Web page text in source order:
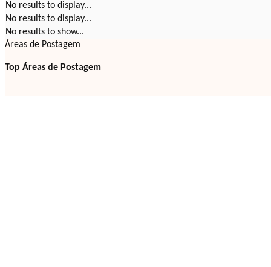
No results to display...
No results to display...
No results to show...
Áreas de Postagem
Top Áreas de Postagem